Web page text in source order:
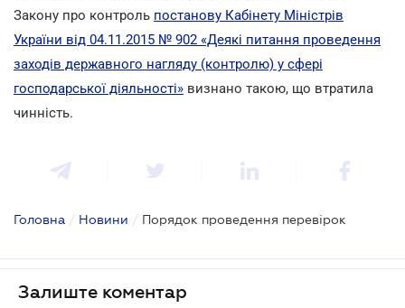
Закону про контроль постанову Кабінету Міністрів
України від 04.11.2015 № 902 «Деякі питання проведення
заходів державного нагляду (контролю) у сфері
господарської діяльності» визнано такою, що втратила
чинність.
Головна / Новини / Порядок проведення перевірок
Залиште коментар